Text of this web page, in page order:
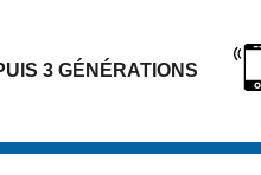
3 GÉNÉRATIONS